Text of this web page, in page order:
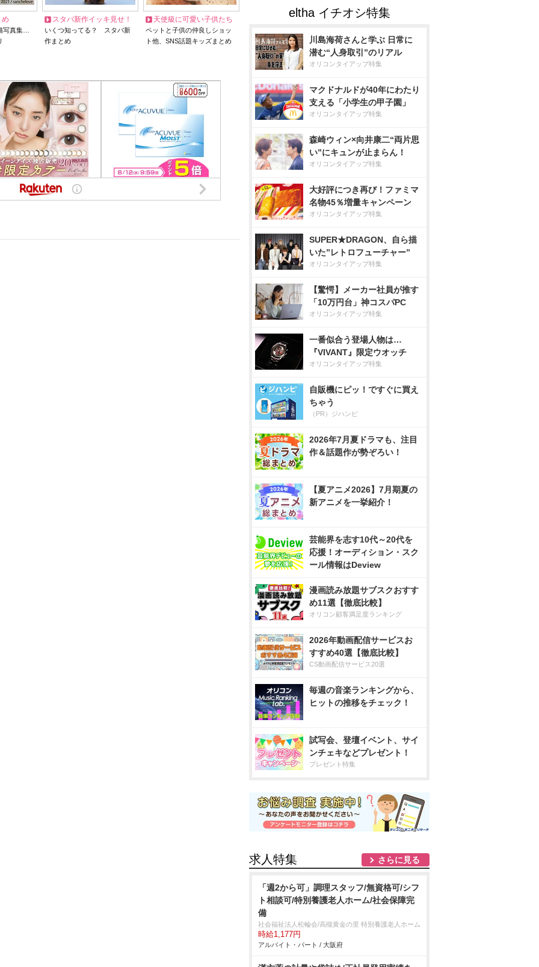
め
写真集…
スタバ新作イッキ見せ！
いくつ知ってる？ スタバ新
作まとめ
天使級に可愛い子供たち
ペットと子供の仲良しショッ
ト他、SNS話題キッズまとめ
川島海荷さんと学ぶ 日常に
潜む“人身取引”のリアル
オリコンタイアップ特集
マクドナルドが40年にわたり
支える「小学生の甲子園」
オリコンタイアップ特集
森崎ウィン×向井康二“両片思
い”にキュンが止まらん！
オリコンタイアップ特集
大好評につき再び！ファミマ
名物45％増量キャンペーン
オリコンタイアップ特集
SUPER★DRAGON、自ら描
いた”レトロフューチャー”
オリコンタイアップ特集
【驚愕】メーカー社員が推す
「10万円台」神コスパPC
オリコンタイアップ特集
一番似合う登場人物は…
『VIVANT』限定ウオッチ
オリコンタイアップ特集
自販機にピッ！ですぐに買え
ちゃう
（PR）ジハンピ
2026年7月夏ドラマも、注目
作＆話題作が勢ぞろい！
【夏アニメ2026】7月期夏の
新アニメを一挙紹介！
芸能界を志す10代～20代を
応援！オーディション・スク
ール情報はDeview
漫画読み放題サブスクおすす
め11選【徹底比較】
オリコン顧客満足度ランキング
2026年動画配信サービスお
すすめ40選【徹底比較】
CS動画配信サービス20選
毎週の音楽ランキングから、
ヒットの推移をチェック！
試写会、登壇イベント、サイ
ンチェキなどプレゼント！
プレゼント特集
求人特集 さらに見る
「週2から可」調理スタッフ/無資格可/シフ
ト相談可/特別養護老人ホーム/社会保障完
備
社会福祉法人松輪会/高槻黄金の里 特別養護老人ホーム
時給1,177円
アルバイト・パート / 大阪府